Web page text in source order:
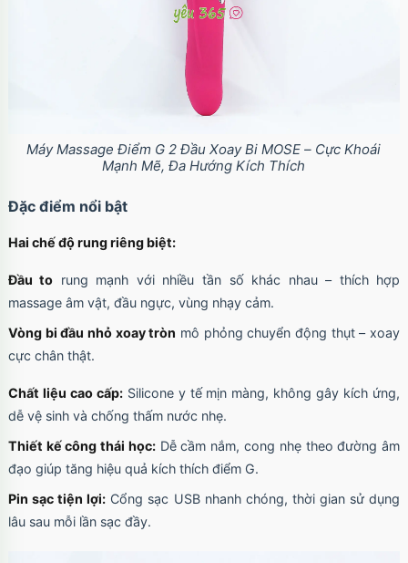
Máy Massage Điểm G 2 Đầu Xoay Bi MOSE – Cực Khoái
Mạnh Mẽ, Đa Hướng Kích Thích
Đặc điểm nổi bật
Hai chế độ rung riêng biệt:
Đầu to rung mạnh với nhiều tần số khác nhau – thích hợp
massage âm vật, đầu ngực, vùng nhạy cảm.
Vòng bi đầu nhỏ xoay tròn mô phỏng chuyển động thụt – xoay
cực chân thật.
Chất liệu cao cấp:Silicone y tế mịn màng, không gây kích ứng,
dễ vệ sinh và chống thấm nước nhẹ.
Thiết kế công thái học:Dễ cầm nắm, cong nhẹ theo đường âm
đạo giúp tăng hiệu quả kích thích điểm G.
Pin sạc tiện lợi: Cổng sạc USB nhanh chóng, thời gian sử dụng
lâu sau mỗi lần sạc đầy.